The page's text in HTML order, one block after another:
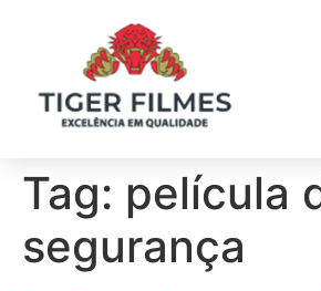
Tag: película
segurança